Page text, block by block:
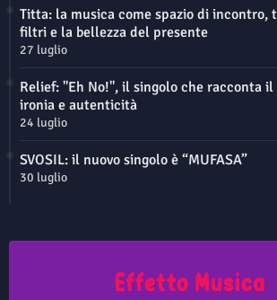
Titta: la musica come spazio di incontro,
filtri e la bellezza del presente
27 luglio
Relief: "Eh No!", il singolo che racconta
ironia e autenticità
24 luglio
SVOSIL: il nuovo singolo è “MUFASA”
30 luglio